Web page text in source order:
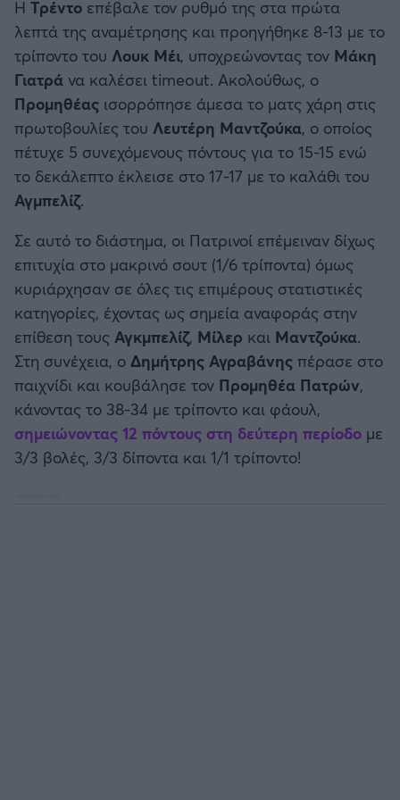
Η Τρέντο επέβαλε τον ρυθμό της στα πρώτα
λεπτά της αναμέτρησης και προηγήθηκε 8-13 με το
τρίποντο του Λουκ Μέι, υποχρεώνοντας τον Μάκη
Γιατρά να καλέσει timeout. Ακολούθως, ο
Προμηθέας ισορρόπησε άμεσα το ματς χάρη στις
πρωτοβουλίες του Λευτέρη Μαντζούκα, ο οποίος
πέτυχε 5 συνεχόμενους πόντους για το 15-15 ενώ
το δεκάλεπτο έκλεισε στο 17-17 με το καλάθι του
Αγμπελίζ.
Σε αυτό το διάστημα, οι Πατρινοί επέμειναν δίχως
επιτυχία στο μακρινό σουτ (1/6 τρίποντα) όμως
κυριάρχησαν σε όλες τις επιμέρους στατιστικές
κατηγορίες, έχοντας ως σημεία αναφοράς στην
επίθεση τους Αγκμπελίζ, Μίλερ και Μαντζούκα.
Στη συνέχεια, ο Δημήτρης Αγραβάνης πέρασε στο
παιχνίδι και κουβάλησε τον Προμηθέα Πατρών,
κάνοντας το 38-34 με τρίποντο και φάουλ,
σημειώνοντας 12 πόντους στη δεύτερη περίοδο με
3/3 βολές, 3/3 δίποντα και 1/1 τρίποντο!